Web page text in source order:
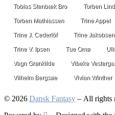
Tobias Stenbæk Bro Torben
Torben Mathiassen Trine Appel
Trine J. Cederlöf Trine Jakobsen
Trine V. Ipsen Tue Omø
Vagn Grønkilde Vibeke
Vilhelm Bergsøe Vivian Winther
© 2026 Dansk Fantasy – All rights